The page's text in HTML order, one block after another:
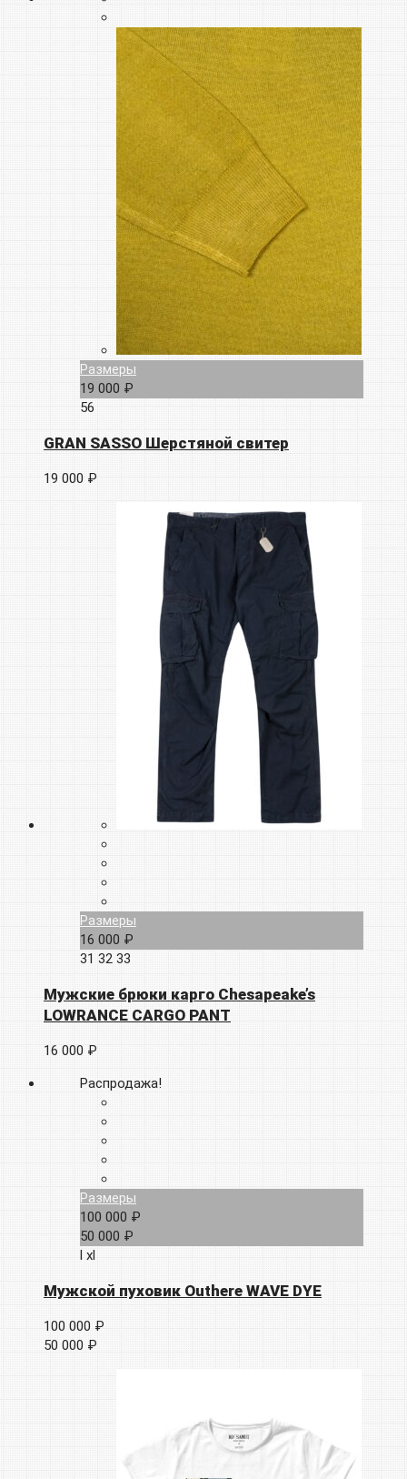
Размеры
19 000 ₽
56
GRAN SASSO Шерстяной свитер
19 000 ₽
Размеры
16 000 ₽
31 32 33
Мужские брюки карго Chesapeake’s
LOWRANCE CARGO PANT
16 000 ₽
Распродажа!
Размеры
100 000 ₽
50 000 ₽
l xl
Мужской пуховик Outhere WAVE DYE
100 000 ₽
50 000 ₽